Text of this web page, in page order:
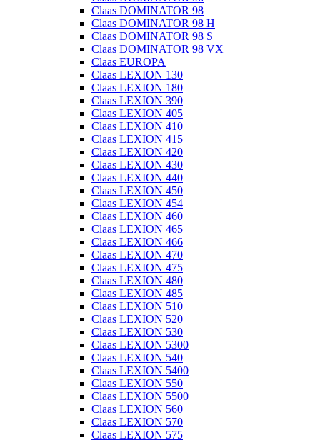
Claas DOMINATOR 98
Claas DOMINATOR 98 H
Claas DOMINATOR 98 S
Claas DOMINATOR 98 VX
Claas EUROPA
Claas LEXION 130
Claas LEXION 180
Claas LEXION 390
Claas LEXION 405
Claas LEXION 410
Claas LEXION 415
Claas LEXION 420
Claas LEXION 430
Claas LEXION 440
Claas LEXION 450
Claas LEXION 454
Claas LEXION 460
Claas LEXION 465
Claas LEXION 466
Claas LEXION 470
Claas LEXION 475
Claas LEXION 480
Claas LEXION 485
Claas LEXION 510
Claas LEXION 520
Claas LEXION 530
Claas LEXION 5300
Claas LEXION 540
Claas LEXION 5400
Claas LEXION 550
Claas LEXION 5500
Claas LEXION 560
Claas LEXION 570
Claas LEXION 575